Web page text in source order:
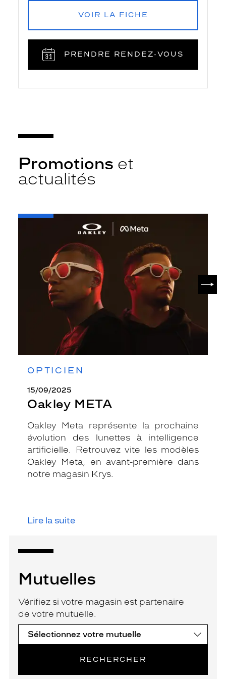
VOIR LA FICHE
PRENDRE RENDEZ‑VOUS
Promotions et
actualités
OPTICIEN
15/09/2025
Oakley META
Oakley Meta représente la prochaine
évolution des lunettes à intelligence
artificielle. Retrouvez vite les modèles
Oakley Meta, en avant-première dans
notre magasin Krys.
Lire la suite
-
Mutuelles
Vérifiez si votre magasin est partenaire
de votre mutuelle.
RECHERCHER